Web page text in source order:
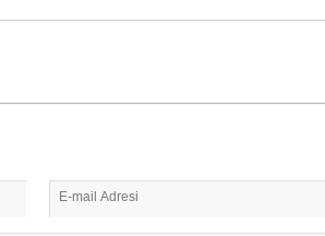
E-mail Adresi